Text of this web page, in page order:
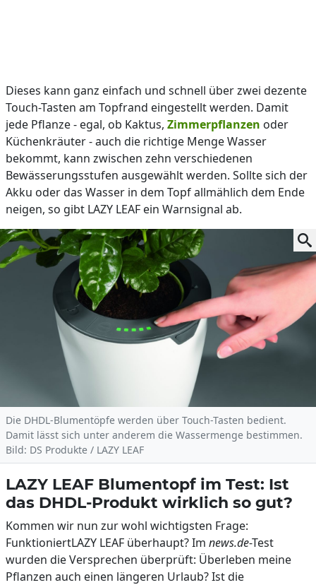
Dieses kann ganz einfach und schnell über zwei dezente
Touch-Tasten am Topfrand eingestellt werden. Damit
jede Pflanze - egal, ob Kaktus, Zimmerpflanzen oder
Küchenkräuter - auch die richtige Menge Wasser
bekommt, kann zwischen zehn verschiedenen
Bewässerungsstufen ausgewählt werden. Sollte sich der
Akku oder das Wasser in dem Topf allmählich dem Ende
neigen, so gibt LAZY LEAF ein Warnsignal ab.
Die DHDL-Blumentöpfe werden über Touch-Tasten bedient.
Damit lässt sich unter anderem die Wassermenge bestimmen.
Bild: DS Produkte / LAZY LEAF
LAZY LEAF Blumentopf im Test: Ist
das DHDL-Produkt wirklich so gut?
Kommen wir nun zur wohl wichtigsten Frage:
FunktioniertLAZY LEAF überhaupt? Im news.de-Test
wurden die Versprechen überprüft: Überleben meine
Pflanzen auch einen längeren Urlaub? Ist die